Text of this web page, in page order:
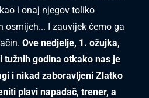
i onaj njegov toliko
osmijeh... I zauvijek ćemo ga
Ove nedjelje, 1. ožujka,
tužnih godina otkako nas je
i nikad zaboravljeni Zlatko
plavi napadač, trener, a